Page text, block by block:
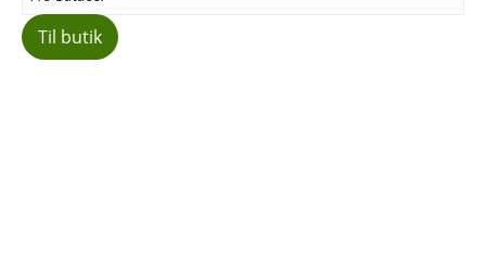
Til butik